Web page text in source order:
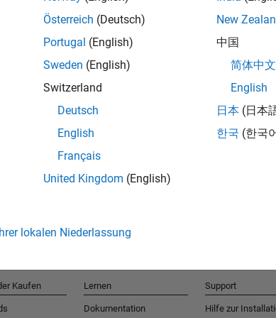
Talent
Erhalten Sie
und
Österreich (Deutsch)
Portugal (English)
Sweden (English)
Switzerland
Deutsch
English
Français
United Kingdom (English)
New
中国
简体中文
English
日本 (日本
한국 (한국
lokalen Niederlassung
Kaufen Lernen
Dokumentation
Support
Hilfe zur